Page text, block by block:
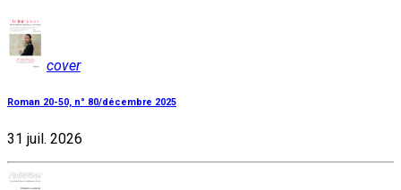
cover
Roman 20-50, n° 80/décembre 2025
31 juil. 2026